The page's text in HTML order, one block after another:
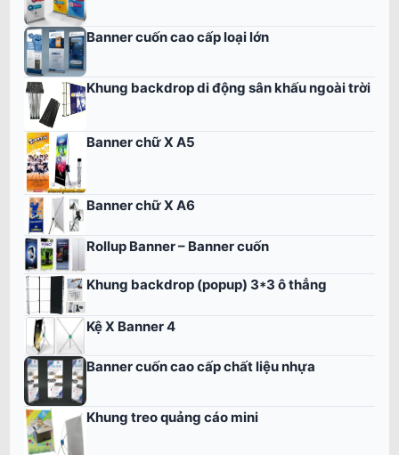
Banner cuốn cao cấp loại lớn
Khung backdrop di động sân khấu ngoài trời
Banner chữ X A5
Banner chữ X A6
Rollup Banner – Banner cuốn
Khung backdrop (popup) 3*3 ô thẳng
Kệ X Banner 4
Banner cuốn cao cấp chất liệu nhựa
Khung treo quảng cáo mini